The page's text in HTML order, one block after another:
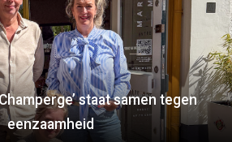
staat samen tegen
eenzaamheid